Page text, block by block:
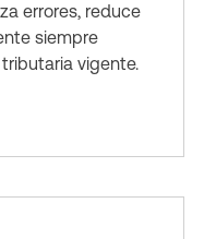
errores, reduce
siempre
vigente.